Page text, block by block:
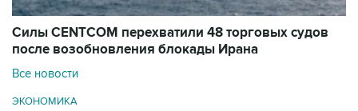
Силы CENTCOM перехватили 48 торговых судов
после возобновления блокады Ирана
Все новости
ЭКОНОМИКА